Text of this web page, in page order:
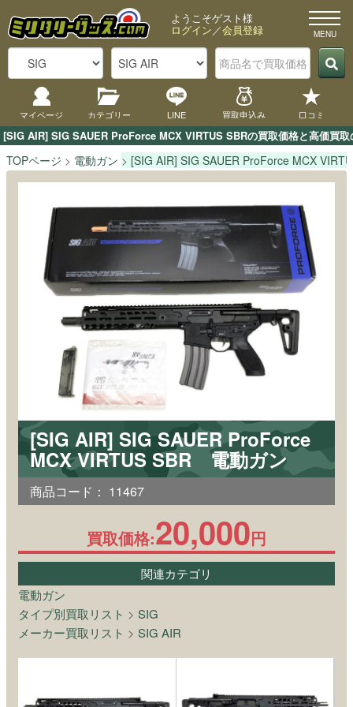
[SIG AIR] SIG SAUER ProForce MCX VIRTUS SBRの買取価格と高価買
ようこそゲスト様
ログイン／会員登録
マイページ カテゴリー LINE 買取申込み 口コミ
TOPページ 電動ガン [SIG AIR] SIG SAUER ProForce MCX
[SIG AIR] SIG SAUER ProForce
MCX VIRTUS SBR 電動ガン
商品コード： 11467
買取価格:20,000円
関連カテゴリ
電動ガン
タイプ別買取リスト > SIG
メーカー買取リスト > SIG AIR